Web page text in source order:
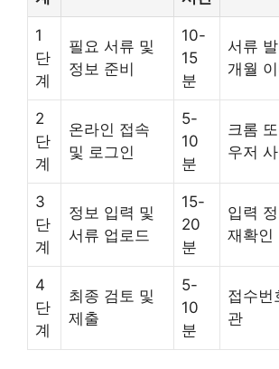
1
단
계
필요 서류 및
정보 준비
10-
15
분
서류
개월
2
단
계
온라인 접속
및 로그인
5-
10
분
크롬
우저
3
단
계
정보 입력 및
서류 업로드
15-
20
분
입력
재확인
4
단
계
최종 검토 및
제출
5-
10
분
접수번
관